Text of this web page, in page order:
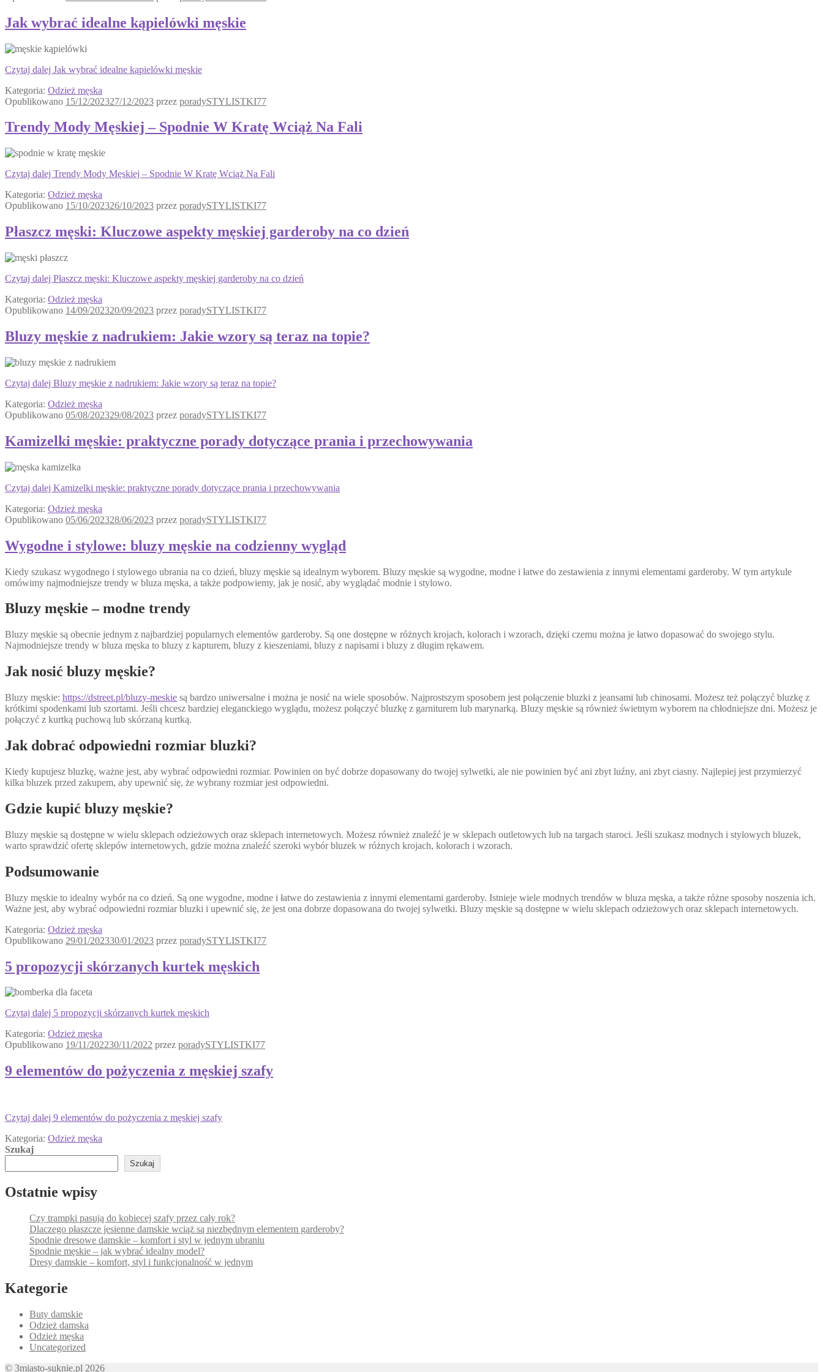
Jak wybrać idealne kąpielówki męskie
Czytaj dalej Jak wybrać idealne kąpielówki męskie
Kategoria: Odzież męska
Opublikowano 15/12/202327/12/2023 przez poradySTYLISTKI77
Trendy Mody Męskiej – Spodnie W Kratę Wciąż Na Fali
Czytaj dalej Trendy Mody Męskiej – Spodnie W Kratę Wciąż Na Fali
Kategoria: Odzież męska
Opublikowano 15/10/202326/10/2023 przez poradySTYLISTKI77
Płaszcz męski: Kluczowe aspekty męskiej garderoby na co dzień
Czytaj dalej Płaszcz męski: Kluczowe aspekty męskiej garderoby na co dzień
Kategoria: Odzież męska
Opublikowano 14/09/202320/09/2023 przez poradySTYLISTKI77
Bluzy męskie z nadrukiem: Jakie wzory są teraz na topie?
Czytaj dalej Bluzy męskie z nadrukiem: Jakie wzory są teraz na topie?
Kategoria: Odzież męska
Opublikowano 05/08/202329/08/2023 przez poradySTYLISTKI77
Kamizelki męskie: praktyczne porady dotyczące prania i przechowywania
Czytaj dalej Kamizelki męskie: praktyczne porady dotyczące prania i przechowywania
Kategoria: Odzież męska
Opublikowano 05/06/202328/06/2023 przez poradySTYLISTKI77
Wygodne i stylowe: bluzy męskie na codzienny wygląd
Kiedy szukasz wygodnego i stylowego ubrania na co dzień, bluzy męskie są idealnym wyborem. Bluzy męskie są wygodne, modne i łatwe do zestawienia z innymi elementami garderoby. W tym artykule
omówimy najmodniejsze trendy w bluza męska, a także podpowiemy, jak je nosić, aby wyglądać modnie i stylowo.
Bluzy męskie – modne trendy
Bluzy męskie są obecnie jednym z najbardziej popularnych elementów garderoby. Są one dostępne w różnych krojach, kolorach i wzorach, dzięki czemu można je łatwo dopasować do swojego stylu.
Najmodniejsze trendy w bluza męska to bluzy z kapturem, bluzy z kieszeniami, bluzy z napisami i bluzy z długim rękawem.
Jak nosić bluzy męskie?
Bluzy męskie: https://dstreet.pl/bluzy-meskie są bardzo uniwersalne i można je nosić na wiele sposobów. Najprostszym sposobem jest połączenie bluzki z jeansami lub chinosami. Możesz też połączyć bluzkę z
krótkimi spodenkami lub szortami. Jeśli chcesz bardziej eleganckiego wyglądu, możesz połączyć bluzkę z garniturem lub marynarką. Bluzy męskie są również świetnym wyborem na chłodniejsze dni. Możesz je
połączyć z kurtką puchową lub skórzaną kurtką.
Jak dobrać odpowiedni rozmiar bluzki?
Kiedy kupujesz bluzkę, ważne jest, aby wybrać odpowiedni rozmiar. Powinien on być dobrze dopasowany do twojej sylwetki, ale nie powinien być ani zbyt luźny, ani zbyt ciasny. Najlepiej jest przymierzyć
kilka bluzek przed zakupem, aby upewnić się, że wybrany rozmiar jest odpowiedni.
Gdzie kupić bluzy męskie?
Bluzy męskie są dostępne w wielu sklepach odzieżowych oraz sklepach internetowych. Możesz również znaleźć je w sklepach outletowych lub na targach staroci. Jeśli szukasz modnych i stylowych bluzek,
warto sprawdzić ofertę sklepów internetowych, gdzie można znaleźć szeroki wybór bluzek w różnych krojach, kolorach i wzorach.
Podsumowanie
Bluzy męskie to idealny wybór na co dzień. Są one wygodne, modne i łatwe do zestawienia z innymi elementami garderoby. Istnieje wiele modnych trendów w bluza męska, a także różne sposoby noszenia ich.
Ważne jest, aby wybrać odpowiedni rozmiar bluzki i upewnić się, że jest ona dobrze dopasowana do twojej sylwetki. Bluzy męskie są dostępne w wielu sklepach odzieżowych oraz sklepach internetowych.
Kategoria: Odzież męska
Opublikowano 29/01/202330/01/2023 przez poradySTYLISTKI77
5 propozycji skórzanych kurtek męskich
Czytaj dalej 5 propozycji skórzanych kurtek męskich
Kategoria: Odzież męska
Opublikowano 19/11/202230/11/2022 przez poradySTYLISTKI77
9 elementów do pożyczenia z męskiej szafy
Czytaj dalej 9 elementów do pożyczenia z męskiej szafy
Kategoria: Odzież męska
Szukaj
Szukaj
Ostatnie wpisy
Czy trampki pasują do kobiecej szafy przez cały rok?
Dlaczego płaszcze jesienne damskie wciąż są niezbędnym elementem garderoby?
Spodnie dresowe damskie – komfort i styl w jednym ubraniu
Spodnie męskie – jak wybrać idealny model?
Dresy damskie – komfort, styl i funkcjonalność w jednym
Kategorie
Buty damskie
Odzież damska
Odzież męska
Uncategorized
© 3miasto-suknie.pl 2026